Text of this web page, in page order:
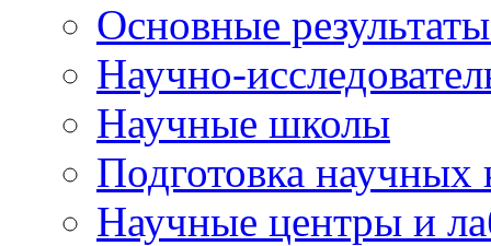
Основные
Научно-
Научные школы
Подготовка научных
Научные центры и